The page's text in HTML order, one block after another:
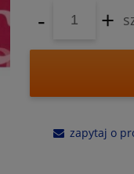
- +
zapytaj o